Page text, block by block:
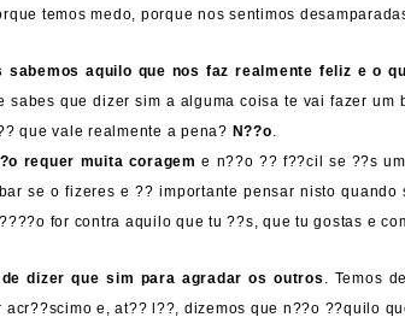
temos medo, porque nos sentimos
sabemos aquilo que nos faz realmente feliz e o
sabes que dizer sim a alguma coisa te vai fazer
que vale realmente a pena? N??o.
requer muita coragem e n??o ?? f??cil se ??s
se o fizeres e ?? importante pensar nisto quando
for contra aquilo que tu ??s, que tu gostas e
de dizer que sim para agradar os outros . Temos
acr??scimo e, at?? l??, dizemos que n??o ??quilo